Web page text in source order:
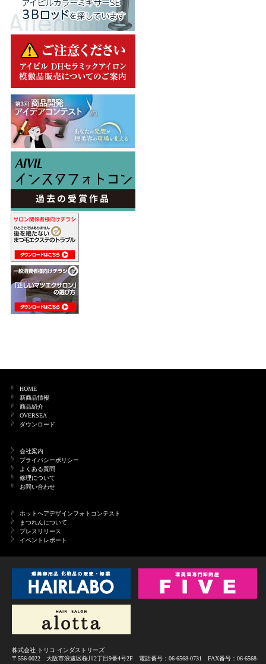
HOME
新商品情報
商品紹介
OVERSEA
ダウンロード
会社案内
プライバシーポリシー
よくある質問
修理について
お問い合わせ
ホットヘアデザインフォトコンテスト
まつれんについて
プレスリリース
イベントレポート
株式会社 トリコ インダストリーズ
〒556-0022 大阪市浪速区桜川2丁目9番4号2F 電話番号：06-6568-0731 FAX番号：06-6568-